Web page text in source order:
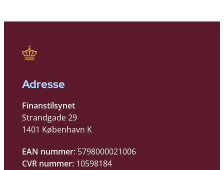
Adresse
Finanstilsynet
Strandgade 29
1401 København K
EAN nummer: 5798000021006
CVR nummer: 10598184